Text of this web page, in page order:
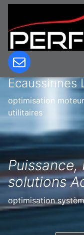
Optimisation
moteur à
Ecaussinnes
optimisation
utilitaires
Puissance,
solutions
optimisation